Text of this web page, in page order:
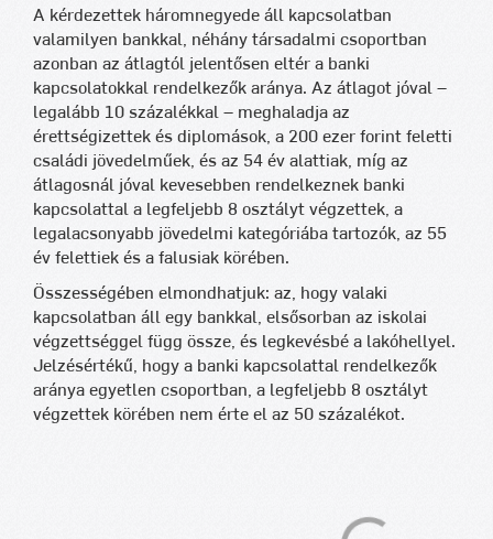
A kérdezettek háromnegyede áll kapcsolatban
valamilyen bankkal, néhány társadalmi csoportban
azonban az átlagtól jelentősen eltér a banki
kapcsolatokkal rendelkezők aránya. Az átlagot jóval –
legalább 10 százalékkal – meghaladja az
érettségizettek és diplomások, a 200 ezer forint feletti
családi jövedelműek, és az 54 év alattiak, míg az
átlagosnál jóval kevesebben rendelkeznek banki
kapcsolattal a legfeljebb 8 osztályt végzettek, a
legalacsonyabb jövedelmi kategóriába tartozók, az 55
év felettiek és a falusiak körében.
Összességében elmondhatjuk: az, hogy valaki
kapcsolatban áll egy bankkal, elsősorban az iskolai
végzettséggel függ össze, és legkevésbé a lakóhellyel.
Jelzésértékű, hogy a banki kapcsolattal rendelkezők
aránya egyetlen csoportban, a legfeljebb 8 osztályt
végzettek körében nem érte el az 50 százalékot.